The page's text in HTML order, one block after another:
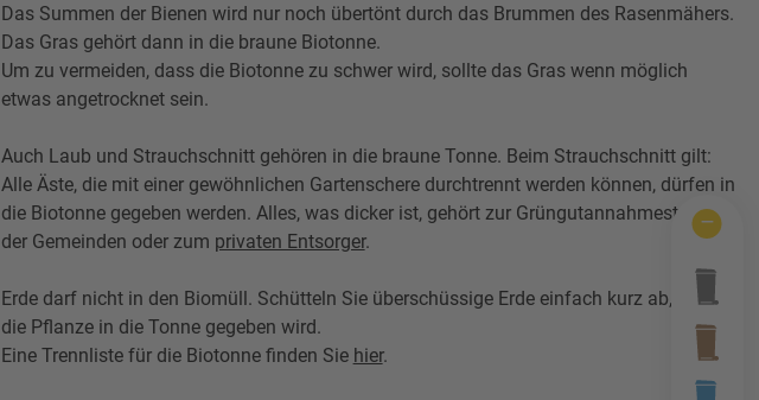
Das Summen der Bienen wird nur noch übertönt durch das Brummen des Rasenmähers.
Das Gras gehört dann in die braune Biotonne.
Um zu vermeiden, dass die Biotonne zu schwer wird, sollte das Gras wenn möglich
etwas angetrocknet sein.
Auch Laub und Strauchschnitt gehören in die braune Tonne. Beim Strauchschnitt gilt:
Alle Äste, die mit einer gewöhnlichen Gartenschere durchtrennt werden können, dürfen in
die Biotonne gegeben werden. Alles, was dicker ist, gehört zur Grüngutannahmestelle
der Gemeinden oder zum privaten Entsorger.
Erde darf nicht in den Biomüll. Schütteln Sie überschüssige Erde einfach kurz ab, bevor
die Pflanze in die Tonne gegeben wird.
Eine Trennliste für die Biotonne finden Sie hier.